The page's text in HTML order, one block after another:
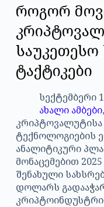
როგორ
საუკეთესო
ტაქტიკები
სექტემბერი
ახალი ამბები,
ტექნოლოგიების
ანალიტიკური
მონაცემებით
შენახული
დოლარს